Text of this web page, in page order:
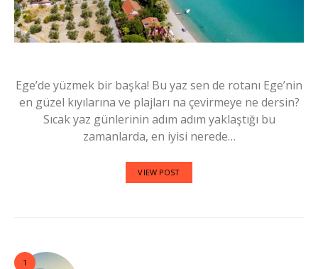
Ege’de yüzmek bir başka! Bu yaz sen de rotanı Ege’nin
en güzel kıyılarına ve plajları na çevirmeye ne dersin?
Sıcak yaz günlerinin adım adım yaklaştığı bu
zamanlarda, en iyisi nerede…
VIEW POST
1